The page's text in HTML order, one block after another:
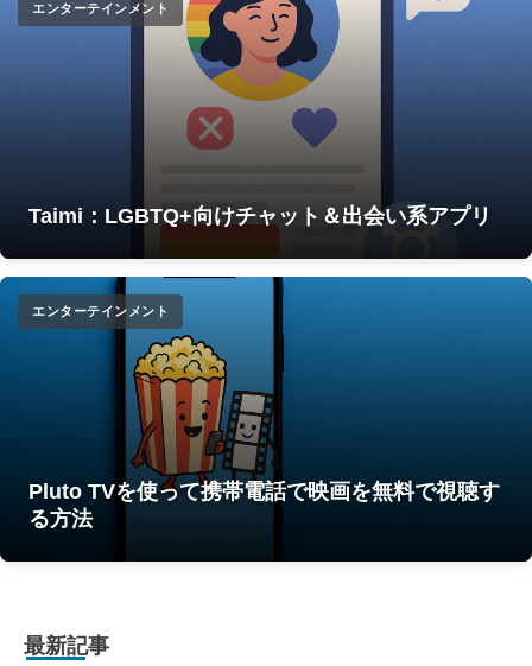
エンターテインメント
Taimi：LGBTQ+向けチャット＆出会い系アプリ
エンターテインメント
Pluto TVを使って携帯電話で映画を無料で視聴す
る方法
最新記事